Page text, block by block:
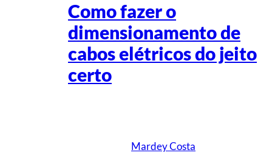
Como fazer o
dimensionamento de
cabos elétricos do jeito
certo
Mardey Costa